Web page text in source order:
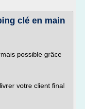
clé en main
possible grâce
votre client final